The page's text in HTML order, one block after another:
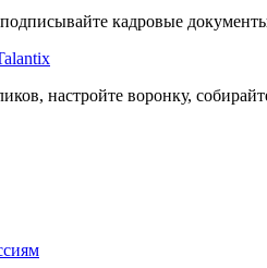
кадровые
настройте воронку,